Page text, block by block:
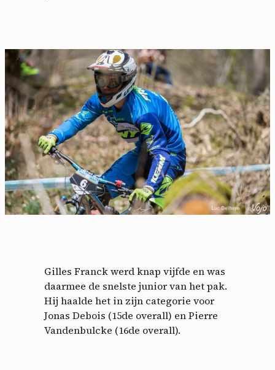
Gilles Franck werd knap vijfde en was
daarmee de snelste junior van het pak.
Hij haalde het in zijn categorie voor
Jonas Debois (15de overall) en Pierre
Vandenbulcke (16de overall).